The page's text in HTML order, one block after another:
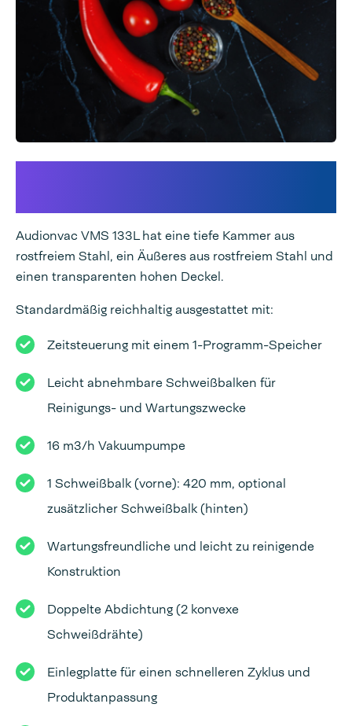
Audionvac VMS 133L hat eine tiefe Kammer aus
rostfreiem Stahl, ein Äußeres aus rostfreiem Stahl und
einen transparenten hohen Deckel.
Standardmäßig reichhaltig ausgestattet mit:
Zeitsteuerung mit einem 1-Programm-Speicher
Leicht abnehmbare Schweißbalken für
Reinigungs- und Wartungszwecke
16 m3/h Vakuumpumpe
1 Schweißbalk (vorne): 420 mm, optional
zusätzlicher Schweißbalk (hinten)
Wartungsfreundliche und leicht zu reinigende
Konstruktion
Doppelte Abdichtung (2 konvexe
Schweißdrähte)
Einlegplatte für einen schnelleren Zyklus und
Produktanpassung